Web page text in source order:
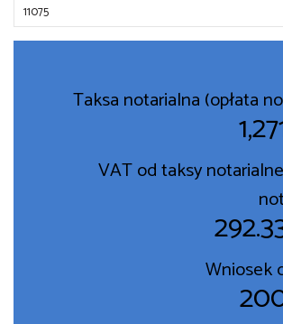
Taksa notarialna (opłata
VAT od taksy
Wniosek